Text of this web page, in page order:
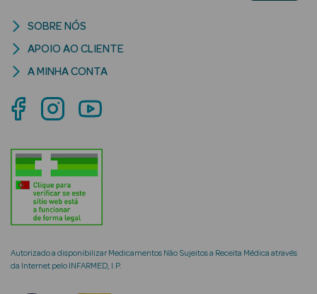
Rosto e
Ver Tudo
Cosmética
Hidratantes
Séruns Faciais
Anti-
Autorizado a disponibilizar Medicamentos Não Sujeitos a Receita Médica através
da Internet pelo INFARMED, I.P.
SOBRE NÓS
APOIO AO CLIENTE
A MINHA CONTA